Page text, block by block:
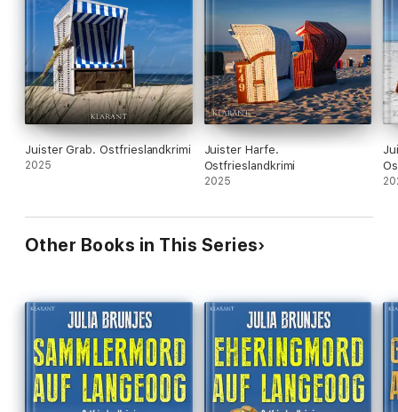
Juister Grab. Ostfrieslandkrimi
2025
Juister Harfe.
Ostfrieslandkrimi
2025
Other Books in This Series